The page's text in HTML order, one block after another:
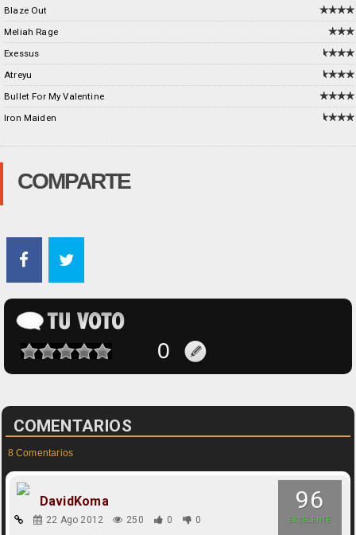
Blaze Out
Meliah Rage
Exessus
Atreyu
Bullet For My Valentine
Iron Maiden
COMPARTE
COMENTARIOS
8 Comentarios
96
EXCELENTE
DavidKoma
22 Ago 2012 250 0 0